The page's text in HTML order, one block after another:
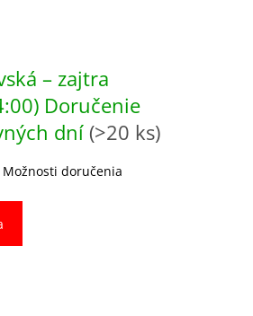
– zajtra
Doručenie
dní (>20 ks)
Možnosti doručenia